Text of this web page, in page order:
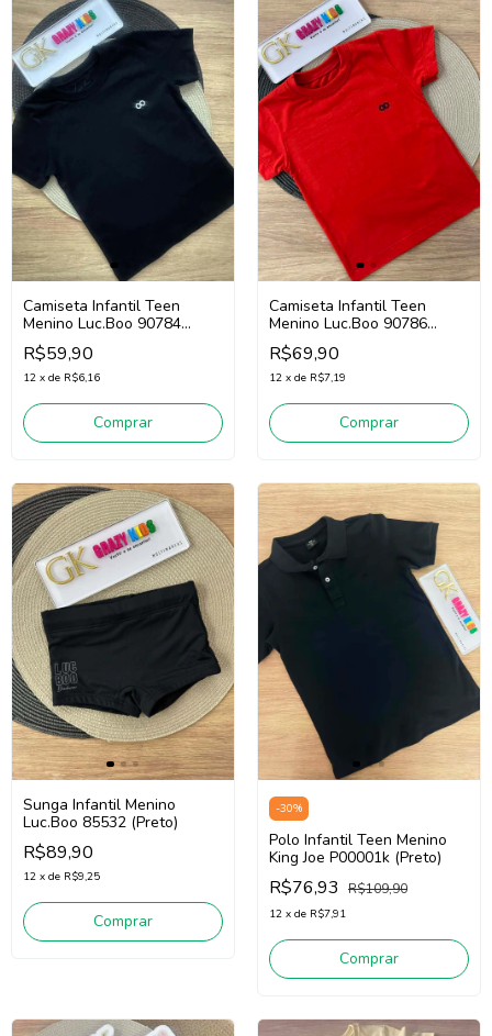
Camiseta Infantil Teen
Menino Luc.Boo 90784
(Preto)
R$59,90
12 x de R$6,16
Comprar
Camiseta Infantil Teen
Menino Luc.Boo 90786
(Vermelho)
R$69,90
12 x de R$7,19
Comprar
Sunga Infantil Menino
Luc.Boo 85532 (Preto)
R$89,90
12 x de R$9,25
Comprar
-30%
Polo Infantil Teen Menino
King Joe P00001k (Preto)
R$76,93 R$109,90
12 x de R$7,91
Comprar